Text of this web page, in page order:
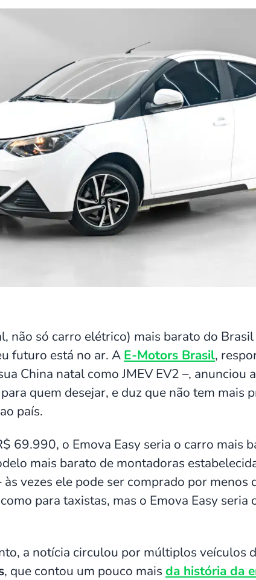
não só carro elétrico) mais barato do Brasil
futuro está no ar. A E-Motors Brasil,
China natal como JMEV EV2 –, anunciou
quem desejar, e duz que não tem mais
país.
69.990, o Emova Easy seria o carro mais
mais barato de montadoras
vezes ele pode ser comprado por menos
para taxistas, mas o Emova Easy seria
a notícia circulou por múltiplos veículos
, que contou um pouco mais da história da